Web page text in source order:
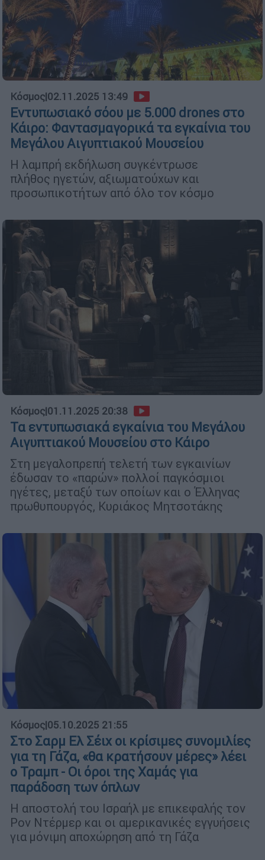
Κόσμος|02.11.2025 13:49
Εντυπωσιακό σόου με 5.000 drones στο
Κάιρο: Φαντασμαγορικά τα εγκαίνια του
Μεγάλου Αιγυπτιακού Μουσείου
Η λαμπρή εκδήλωση συγκέντρωσε
πλήθος ηγετών, αξιωματούχων και
προσωπικοτήτων από όλο τον κόσμο
Κόσμος|01.11.2025 20:38
Τα εντυπωσιακά εγκαίνια του Μεγάλου
Αιγυπτιακού Μουσείου στο Κάιρο
Στη μεγαλοπρεπή τελετή των εγκαινίων
έδωσαν το «παρών» πολλοί παγκόσμιοι
ηγέτες, μεταξύ των οποίων και ο Έλληνας
πρωθυπουργός, Κυριάκος Μητσοτάκης
Κόσμος|05.10.2025 21:55
Στο Σαρμ Ελ Σέιχ οι κρίσιμες συνομιλίες
για τη Γάζα, «θα κρατήσουν μέρες» λέει
ο Τραμπ - Οι όροι της Χαμάς για
παράδοση των όπλων
Η αποστολή του Ισραήλ με επικεφαλής τον
Ρον Ντέρμερ και οι αμερικανικές εγγυήσεις
για μόνιμη αποχώρηση από τη Γάζα